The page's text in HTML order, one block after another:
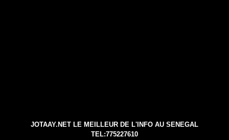
JOTAAY.NET LE MEILLEUR DE L'INFO AU SENEGAL
TEL:775227610